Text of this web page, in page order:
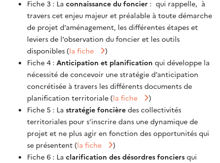
Fiche 3 : La connaissance du foncier : qui rappelle, à
travers cet enjeu majeur et préalable à toute démarche
de projet d’aménagement, les différentes étapes et
leviers de l’observation du foncier et les outils
disponibles (la fiche
)
Fiche 4 : Anticipation et planification qui développe la
nécessité de concevoir une stratégie d’anticipation
concrétisée à travers les différents documents de
planification territoriale (la fiche
)
Fiche 5 : La stratégie foncière des collectivités
territoriales pour s’inscrire dans une dynamique de
projet et ne plus agir en fonction des opportunités qui
se présentent (la fiche
)
Fiche 6 : La clarification des désordres fonciers qui